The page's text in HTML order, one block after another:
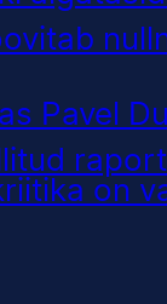
Pavel
on